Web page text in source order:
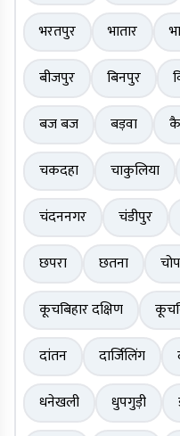
भरतपुर
भातार
बीजपुर
बिनपुर
बज बज
बड़वा
चकदहा
चाकुलिया
चंदननगर
चंडीपुर
छपरा
छतना
कूचबिहार दक्षिण
दांतन
दार्जिलिंग
धनेखली
धुपगुड़ी